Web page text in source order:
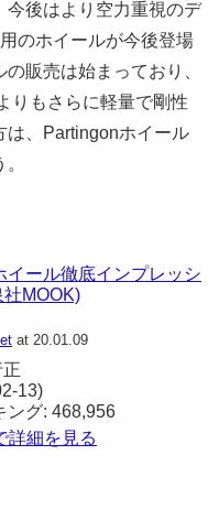
今後はより空力重視のデ
のホイールが今後登場
販売は始まっており、
りもさらに軽量で剛性
は、Partingonホイール
イール徹底インプレッシ
社MOOK)
at 20.01.09
13)
ング: 468,956
詳細を見る